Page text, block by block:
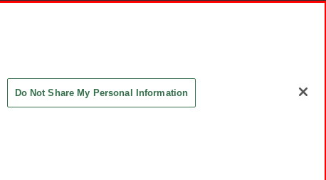
Do Not Share My Personal Information